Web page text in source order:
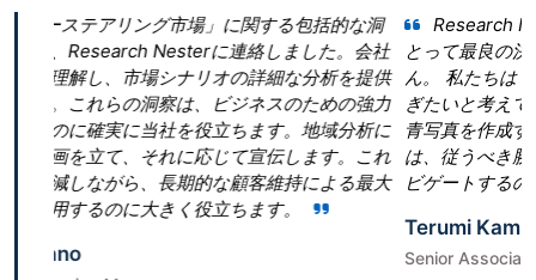
関する包括的な洞
絡しました。会社
の詳細な分析を提供
ジネスのための強力
ちます。地域分析に
て宣伝します。これ
顧客維持による最大
ちます。
Research Nester を選択したことが当
とって最良の決断であったと言っても過言
ん。 私たちは「真空ポンプ市場」という
ぎたいと考えていました。しかし、当社は
青写真を作成することに戸惑いました。
は、従うべき勝利戦略を構築することで、
ビゲートするのに役立ちました。